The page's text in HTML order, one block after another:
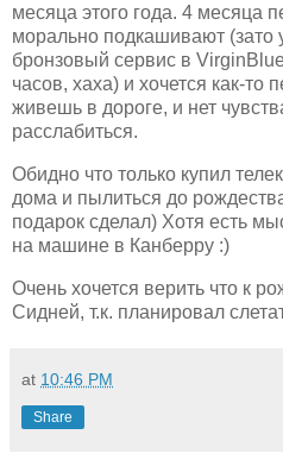
месяца этого года. 4 месяца
морально подкашивают (зато
бронзовый сервис в
часов, хаха) и хочется как-то
живешь в дороге, и нет
расслабиться.
Обидно что только купил
дома и пылиться до
подарок сделал) Хотя есть
на машине в Канберру :)
Очень хочется верить что к
Сидней, т.к. планировал
at 10:46 PM
Share